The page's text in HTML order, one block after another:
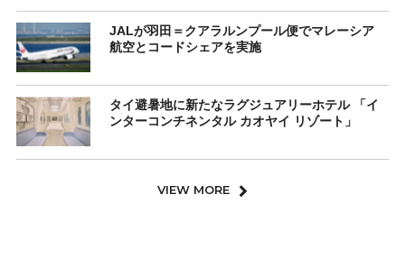
JALが羽田＝クアラルンプール便でマレーシア
航空とコードシェアを実施
タイ避暑地に新たなラグジュアリーホテル 「イ
ンターコンチネンタル カオヤイ リゾート」
VIEW MORE